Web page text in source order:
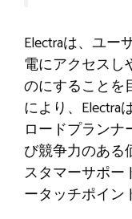
Electraは、ユー
電にアクセスし
のにすることを
により、Electra
ロードプランナ
び競争力のある
スタマーサポー
ータッチポイン